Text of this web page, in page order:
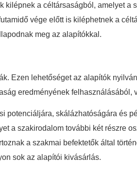
a céltársaságból, amelyet a
vége előtt is kiléphetnek a
meg az alapítókkal.
Ezen lehetőséget az alapítók
eredményének felhasználásából,
potenciáljára, skálázhatóságára és
a szakirodalom további két részre
a szakmai befektetők által
sok az alapítói kivásárlás.